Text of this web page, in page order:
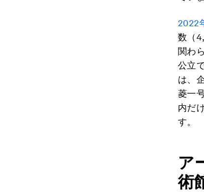
2022
数（
関わ
公立
は、
菱一
内だ
す。
ア
術